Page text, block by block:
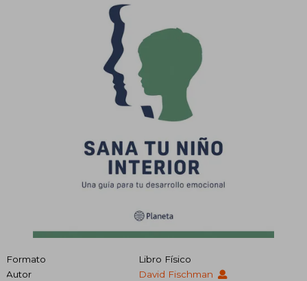
Formato
Libro Físico
Autor
David Fischman